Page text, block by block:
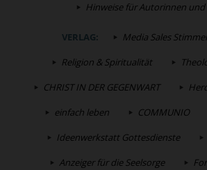
Hinweise für Autorinnen
VERLAG:
Media Sales
Religion & Spiritualität
CHRIST IN DER GEGENWART
einfach leben
COMMUNIO
Ideenwerkstatt Gottesdienste
Anzeiger für die Seelsorge